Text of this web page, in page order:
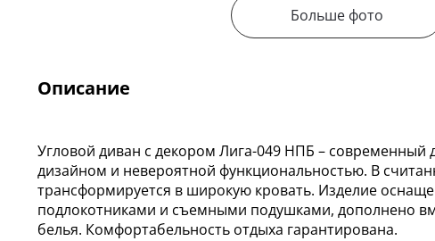
Больше фото
Описание
Угловой диван с декором Лига-049 НПБ – современный
дизайном и невероятной функциональностью. В
трансформируется в широкую кровать. Изделие
подлокотниками и съемными подушками, дополнено
белья. Комфортабельность отдыха гарантирована.